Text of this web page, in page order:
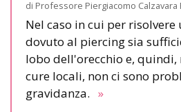
di Professore Piergiacomo Calzavara
Nel caso in cui per
dovuto al piercing sia
lobo dell'orecchio e, quindi,
cure locali, non ci sono
gravidanza. »